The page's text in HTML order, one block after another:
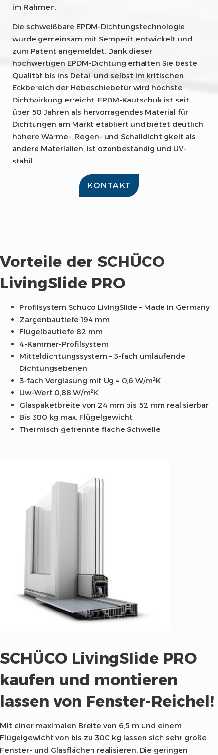
im Rahmen.
Die schweißbare EPDM-Dichtungstechnologie
wurde gemeinsam mit Semperit entwickelt und
zum Patent angemeldet. Dank dieser
hochwertigen EPDM-Dichtung erhalten Sie beste
Qualität bis ins Detail und selbst im kritischen
Eckbereich der Hebeschiebetür wird höchste
Dichtwirkung erreicht. EPDM-Kautschuk ist seit
über 50 Jahren als hervorragendes Material für
Dichtungen am Markt etabliert und bietet deutlich
höhere Wärme-, Regen- und Schalldichtigkeit als
andere Materialien, ist ozonbeständig und UV-
stabil.
KONTAKT
Vorteile der SCHÜCO
LivingSlide PRO
Profilsystem Schüco LivIngSlide – Made in Germany
Zargenbautiefe 194 mm
Flügelbautiefe 82 mm
4-Kammer-Profilsystem
Mitteldichtungssystem – 3-fach umlaufende
Dichtungsebenen
3-fach Verglasung mit Ug = 0,6 W/m²K
Uw-Wert 0,88 W/m²K
Glaspaketbreite von 24 mm bis 52 mm realisierbar​
Bis 300 kg max. Flügelgewicht
Thermisch getrennte flache Schwelle
SCHÜCO LivingSlide PRO
kaufen und montieren
lassen von Fenster-Reichel!
Mit einer maximalen Breite von 6,5 m und einem
Flügelgewicht von bis zu 300 kg lassen sich sehr große
Fenster- und Glasflächen realisieren. Die geringen